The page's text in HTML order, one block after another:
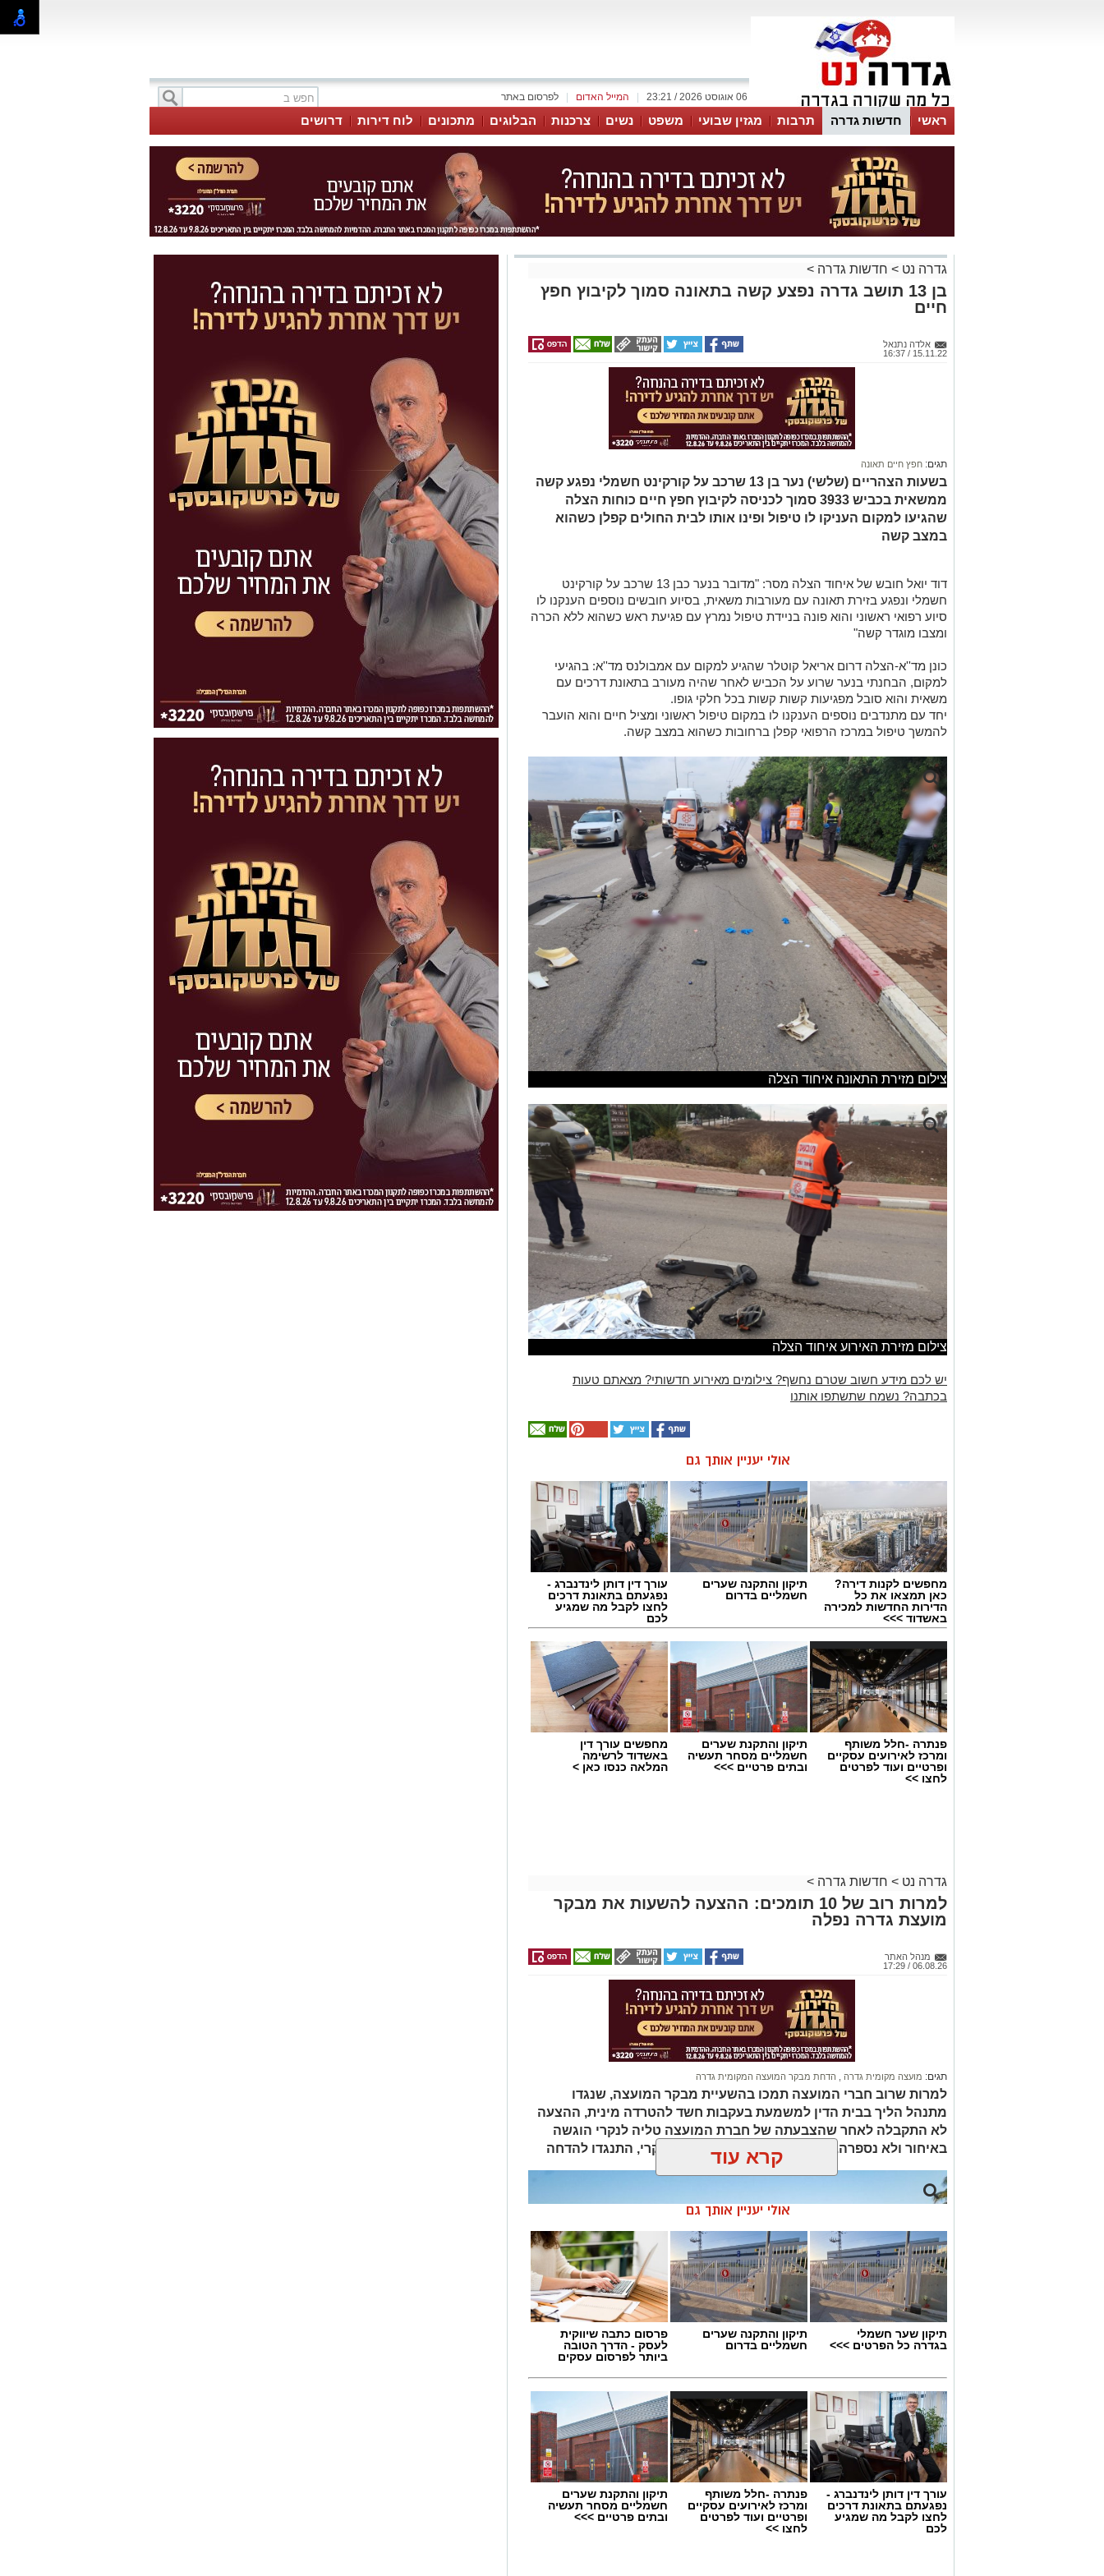
לפרסום באתר המייל האדום 06 אוגוסט 2026 / 23:21
ראשי חדשות גדרה תרבות מגזין שבועי משפט נשים צרכנות הבלוגים מתכונים לוח דירות דרושים
גדרה נט > חדשות גדרה >
בן 13 תושב גדרה נפצע קשה בתאונה סמוך לקיבוץ חפץ
חיים
אלדה נתנאל
15.11.22 / 16:37
תגים: חפץ חיים תאונה
בשעות הצהריים (שלשי) נער בן 13 שרכב על קורקינט חשמלי נפגע קשה
ממשאית בכביש 3933 סמוך לכניסה לקיבוץ חפץ חיים כוחות הצלה
שהגיעו למקום העניקו לו טיפול ופינו אותו לבית החולים קפלן כשהוא
במצב קשה
דוד יואל חובש של איחוד הצלה מסר: "מדובר בנער כבן 13 שרכב על קורקינט
חשמלי ונפגע בזירת תאונה עם מעורבות משאית, בסיוע חובשים נוספים הענקנו לו
סיוע רפואי ראשוני והוא פונה בניידת טיפול נמרץ עם פגיעת ראש כשהוא ללא הכרה
ומצבו מוגדר קשה"
כונן מד''א-הצלה דרום אריאל קוטלר שהגיע למקום עם אמבולנס מד''א: בהגיעי
למקום, הבחנתי בנער שרוע על הכביש לאחר שהיה מעורב בתאונת דרכים עם
משאית והוא סובל מפגיעות קשות קשות בכל חלקי גופו.
יחד עם מתנדבים נוספים הענקנו לו במקום טיפול ראשוני ומציל חיים והוא הועבר
להמשך טיפול במרכז הרפואי קפלן ברחובות כשהוא במצב קשה.
צילום מזירת התאונה איחוד הצלה
צילום מזירת האירוע איחוד הצלה
יש לכם מידע חשוב שטרם נחשף? צילומים מאירוע חדשותי? מצאתם טעות
בכתבה? נשמח שתשתפו אותנו
אולי יעניין אותך גם
מחפשים לקנות דירה?
כאן תמצאו את כל
הדירות החדשות למכירה
באשדוד >>>
תיקון והתקנה שערים
חשמליים בדרום
עורך דין דותן לינדנברג -
נפגעתם בתאונת דרכים
לחצו לקבל מה שמגיע
לכם
פנתרה -חלל משותף
ומרכז לאירועים עסקיים
ופרטיים ועוד לפרטים
לחצו >>
תיקון והתקנת שערים
חשמליים מסחר תעשיה
ובתים פרטיים >>>
מחפשים עורך דין
באשדוד לרשימה
המלאה כנסו כאן >
גדרה נט > חדשות גדרה >
למרות רוב של 10 תומכים: ההצעה להשעות את מבקר
מועצת גדרה נפלה
מנהל האתר
06.08.26 / 17:29
תגים: מועצה מקומית גדרה הדחת מבקר המועצה המקומית גדרה
למרות שרוב חברי המועצה תמכו בהשעיית מבקר המועצה, שנגדו
מתנהל הליך בבית הדין למשמעת בעקבות חשד להטרדה מינית, ההצעה
לא התקבלה לאחר שהצבעתה של חברת המועצה טליה לנקרי הוגשה
באיחור ולא נספרה. כל חברי האופוזיציה, למעט לנקרי, התנגדו להדחה
בניין המועצה המקומית גדרה
ההצעה להשעות את מבקר מועצת גדרה, שנגדו מתנהל הליך בבית הדין למשמעת
קרא עוד
אולי יעניין אותך גם
תיקון שער חשמלי
בגדרה כל הפרטים >>>
תיקון והתקנה שערים
חשמליים בדרום
פרסום כתבה שיווקית
לעסק - הדרך הטובה
ביותר לפרסום עסקים
עורך דין דותן לינדנברג -
נפגעתם בתאונת דרכים
לחצו לקבל מה שמגיע
לכם
פנתרה -חלל משותף
ומרכז לאירועים עסקיים
ופרטיים ועוד לפרטים
לחצו >>
תיקון והתקנת שערים
חשמליים מסחר תעשיה
ובתים פרטיים >>>